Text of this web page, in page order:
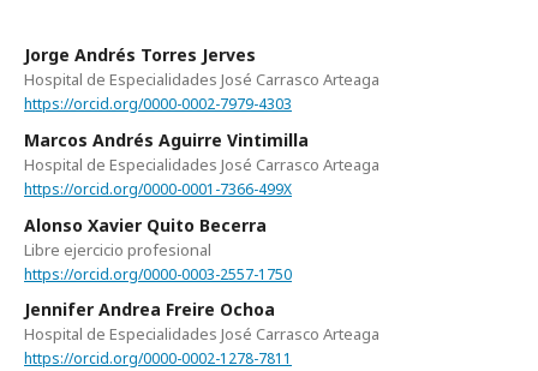
Jorge Andrés Torres Jerves
Hospital de Especialidades José Carrasco Arteaga
https://orcid.org/0000-0002-7979-4303
Marcos Andrés Aguirre Vintimilla
Hospital de Especialidades José Carrasco Arteaga
https://orcid.org/0000-0001-7366-499X
Alonso Xavier Quito Becerra
Libre ejercicio profesional
https://orcid.org/0000-0003-2557-1750
Jennifer Andrea Freire Ochoa
Hospital de Especialidades José Carrasco Arteaga
https://orcid.org/0000-0002-1278-7811